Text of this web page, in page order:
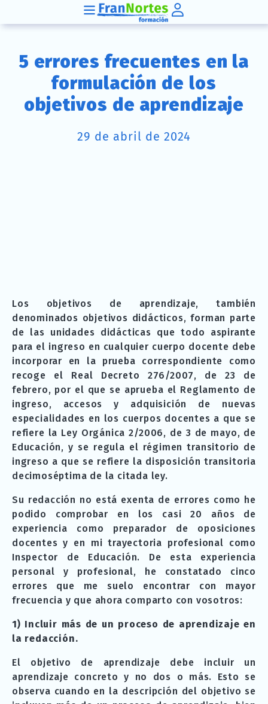
5 errores frecuentes en la
formulación de los
objetivos de aprendizaje
29 de abril de 2024
Los objetivos de aprendizaje, también
denominados objetivos didácticos, forman parte
de las unidades didácticas que todo aspirante
para el ingreso en cualquier cuerpo docente debe
incorporar en la prueba correspondiente como
recoge el Real Decreto 276/2007, de 23 de
febrero, por el que se aprueba el Reglamento de
ingreso, accesos y adquisición de nuevas
especialidades en los cuerpos docentes a que se
refiere la Ley Orgánica 2/2006, de 3 de mayo, de
Educación, y se regula el régimen transitorio de
ingreso a que se refiere la disposición transitoria
decimoséptima de la citada ley.
Su redacción no está exenta de errores como he
podido comprobar en los casi 20 años de
experiencia como preparador de oposiciones
docentes y en mi trayectoria profesional como
Inspector de Educación. De esta experiencia
personal y profesional, he constatado cinco
errores que me suelo encontrar con mayor
frecuencia y que ahora comparto con vosotros:
1) Incluir más de un proceso de aprendizaje en
la redacción.
El objetivo de aprendizaje debe incluir un
aprendizaje concreto y no dos o más. Esto se
observa cuando en la descripción del objetivo se